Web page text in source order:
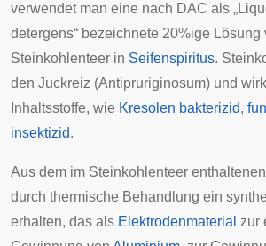
verwendet man eine nach DAC als
detergens“ bezeichnete 20%ige Lösung
Steinkohlenteer in Seifenspiritus.
den Juckreiz (Antipruriginosum) und
Inhaltsstoffe, wie Kresolen bakterizid,
insektizid.
Aus dem im Steinkohlenteer enthaltenen
durch thermische Behandlung ein
erhalten, das als Elektrodenmaterial zur